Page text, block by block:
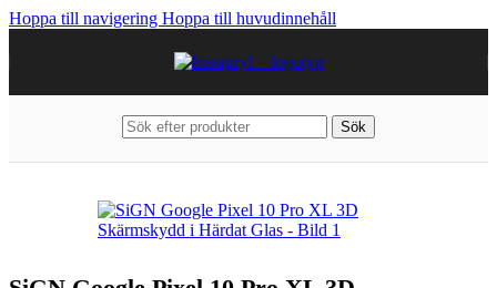
Hoppa till navigering Hoppa till huvudinnehåll
Sök